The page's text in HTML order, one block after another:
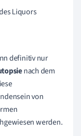
Liquors
definitiv nur
nach dem
von
werden.